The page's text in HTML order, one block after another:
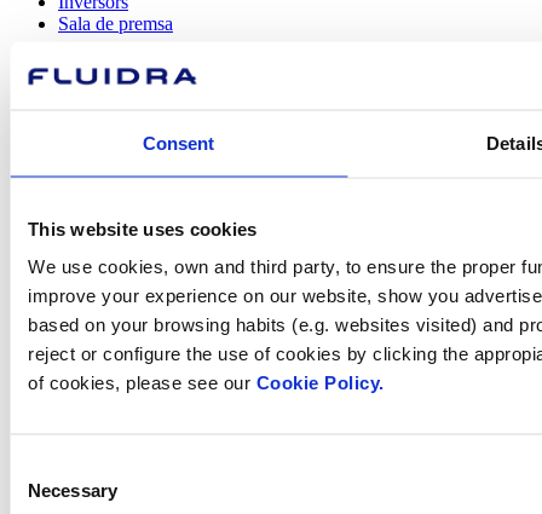
Consent
This website uses cookies
We use cookies, own and third party, to ensure the proper
improve your experience on our website, show you
based on your browsing habits (e.g. websites visited) and
reject or configure the use of cookies by clicking the
of cookies, please see our Cookie Policy.
Selection
Necessary
Sala de premsa
Com podem
ajudar-te?
Contacta amb nosaltres
al seu país